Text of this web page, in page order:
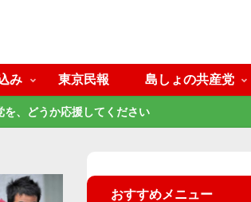
み 東京民報 島しょの共産党
を、どうか応援してください
おすすめメニュー